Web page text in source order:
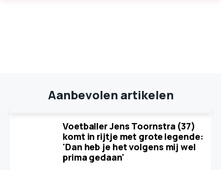
Aanbevolen artikelen
Voetballer Jens Toornstra (37)
komt in rijtje met grote legende:
'Dan heb je het volgens mij wel
prima gedaan'